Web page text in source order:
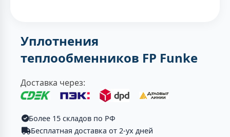
Уплотнения
теплообменников FP Funke
Доставка через:
Более 15 складов по РФ
Бесплатная доставка от 2-ух дней